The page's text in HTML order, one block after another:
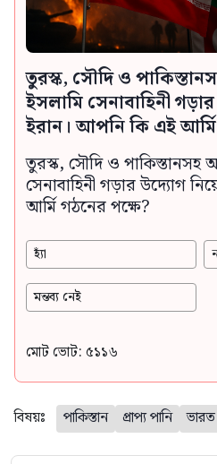
তুরস্ক, সৌদি ও
ইসলামি সেনাবাহিনী
ইরান। আপনি কি এই
তুরস্ক, সৌদি ও পাকিস্তানসহ
সেনাবাহিনী গড়ার উদ্যোগ
আর্মি গঠনের পক্ষে?
হ্যাঁ
মন্তব্য নেই
মোট ভোট: ৫১১৬
বিষয়ঃ পাকিস্তান প্রাপ্য পানি ভারত